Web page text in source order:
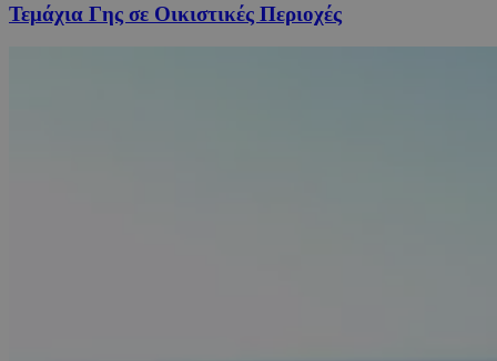
Τεμάχια Γης σε Οικιστικές Περιοχές